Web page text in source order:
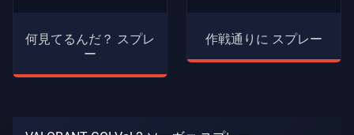
何見てるんだ？ スプレ
ー
作戦通りに スプレー